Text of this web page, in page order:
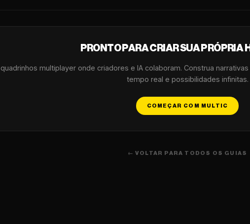
PRONTO PARA CRIAR SUA PRÓPRIA
multiplayer onde criadores e IA colaboram. Construa
tempo real e possibilidades infinitas.
COMEÇAR COM MULTIC
← VOLTAR PARA TODOS OS GUIAS